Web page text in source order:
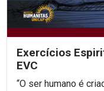
Exercícios
EVC
“O ser humano é